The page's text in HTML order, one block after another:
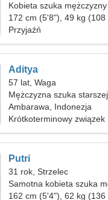
Kobieta szuka mężczyzny
172 cm (5'8"), 49 kg (108
Przyjaźń
Aditya
57 lat, Waga
Mężczyzna szuka
Ambarawa, Indonezja
Krótkoterminowy związek
Putri
31 rok, Strzelec
Samotna kobieta szuka
162 cm (5'4"), 62 kg (136